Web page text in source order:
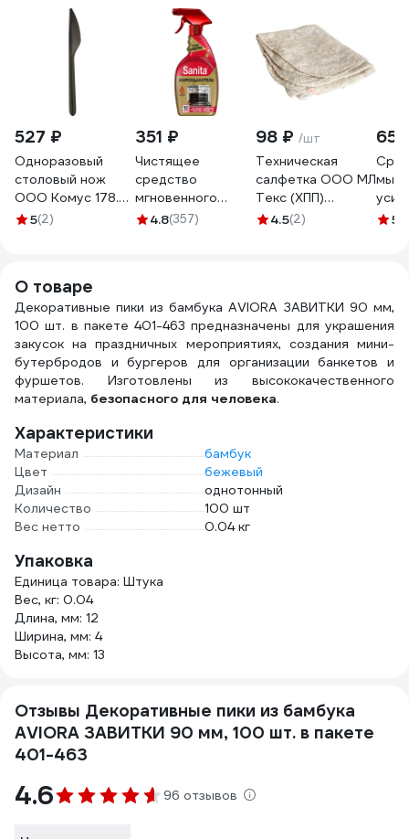
527 ₽
Одноразовый
столовый нож
ООО Комус 178.5
мм, черный, ПП,
5(2)
351 ₽
Чистящее
средство
мгновенного
действия Sanita
4.8(357)
98 ₽ /шт
Техническая
салфетка ООО МЛ
Текс (ХПП)
80x100 см, серая,
4.5(2) 5
О товаре
Декоративные пики из бамбука AVIORA ЗАВИТКИ 90 мм,
100 шт. в пакете 401-463 предназначены для украшения
закусок на праздничных мероприятиях, создания мини-
бутербродов и бургеров для организации банкетов и
фуршетов. Изготовлены из высококачественного
материала, безопасного для человека.
Характеристики
Материал
бамбук
Цвет
бежевый
Дизайн
однотонный
Количество
100 шт
Вес нетто
0.04 кг
Упаковка
Единица товара: Штука
Вес, кг: 0.04
Длина, мм: 12
Ширина, мм: 4
Высота, мм: 13
Отзывы Декоративные пики из бамбука
AVIORA ЗАВИТКИ 90 мм, 100 шт. в пакете
401-463
4.6 96 отзывов